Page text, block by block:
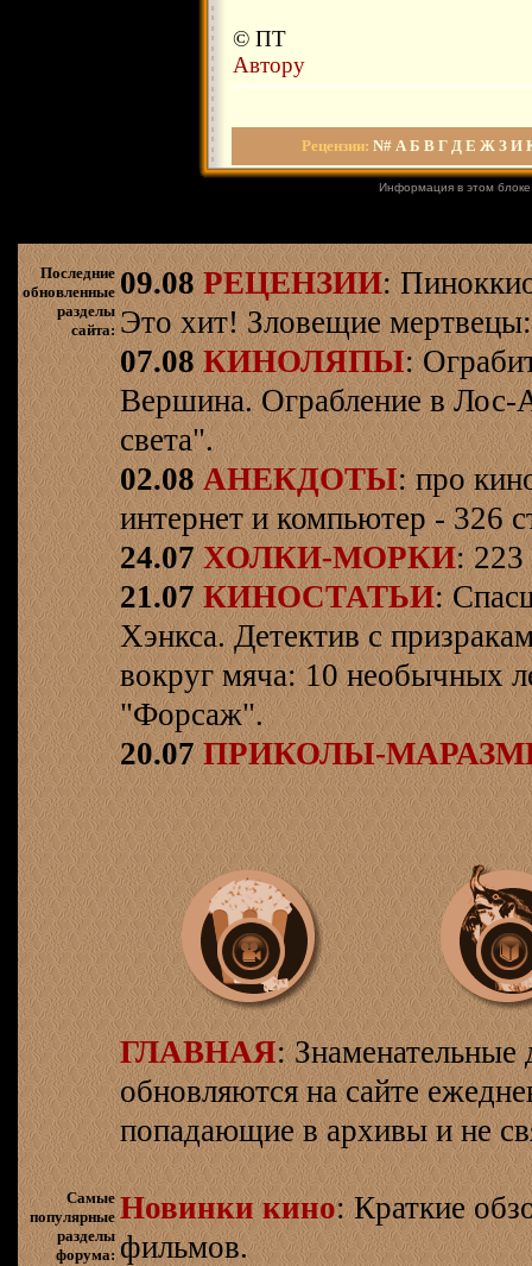
© ПТ
Автору
Рецензии: N# А Б В Г Д Е Ж З И
Информация в этом
Последние
обновленные
разделы
сайта:
09.08 РЕЦЕНЗИИ:
Это хит! Зловещие
07.08 КИНОЛЯПЫ:
Вершина. Ограбление в Лос-
света".
02.08 АНЕКДОТЫ: про
интернет и компьютер - 326
24.07 ХОЛКИ-МОРКИ: 223
21.07 КИНОСТАТЬИ:
Хэнкса. Детектив с
вокруг мяча: 10 необычных
"Форсаж".
20.07 ПРИКОЛЫ-
ГЛАВНАЯ: Знаменательные
обновляются на сайте
попадающие в архивы и не
Самые
популярные
разделы
форума:
Новинки кино: Краткие
фильмов.